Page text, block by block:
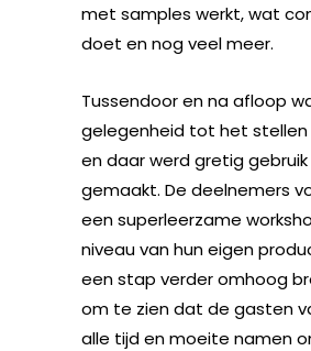
met samples werkt, wat
doet en nog veel meer.
Tussendoor en na afloop
gelegenheid tot het stellen
en daar werd gretig
gemaakt. De deelnemers
een superleerzame
niveau van hun eigen
een stap verder omhoog
om te zien dat de gasten
alle tijd en moeite namen